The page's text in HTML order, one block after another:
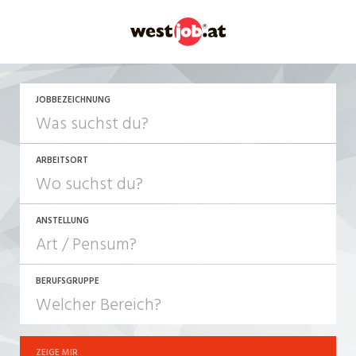
JOBBEZEICHNUNG
ARBEITSORT
ANSTELLUNG
JOB-TYP
Festanstellung
BERUFSGRUPPE
ZEIGE MIR